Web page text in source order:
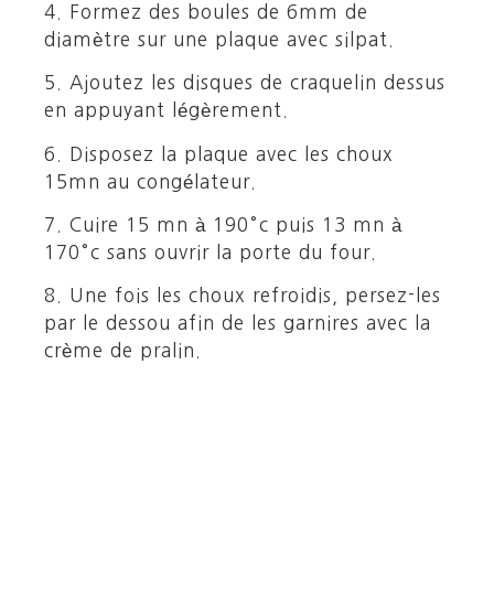
4. Formez des boules de 6mm de
diamètre sur une plaque avec silpat.
5. Ajoutez les disques de craquelin dessus
en appuyant légèrement.
6. Disposez la plaque avec les choux
15mn au congélateur.
7. Cuire 15 mn à 190°c puis 13 mn à
170°c sans ouvrir la porte du four.
8. Une fois les choux refroidis, persez-les
par le dessou afin de les garnires avec la
crème de pralin.